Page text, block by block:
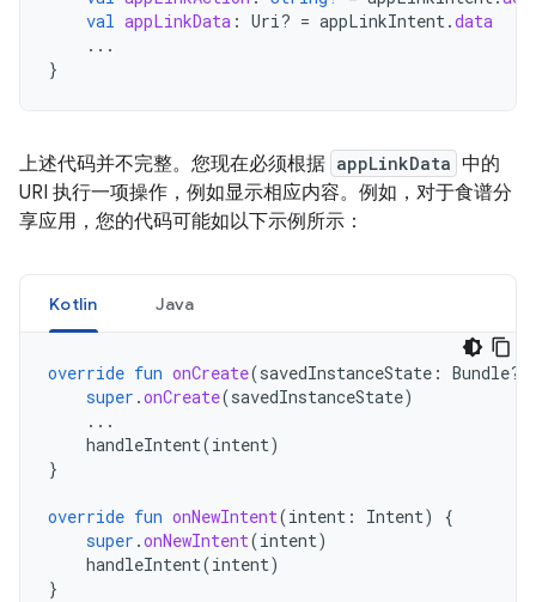
val appLinkData : Uri? = appLinkIntent.data
...
}
上述代码并不完整。您现在必须根据 appLinkData 中的
URI 执行一项操作，例如显示相应内容。例如，对于食谱分
享应用，您的代码可能如以下示例所示：
Kotlin Java
override fun onCreate(savedInstanceState : Bundle?)
super .onCreate(savedInstanceState)
...
handleIntent(intent)
}
override fun onNewIntent(intent : Intent)
{
super .onNewIntent(intent)
handleIntent(intent)
}